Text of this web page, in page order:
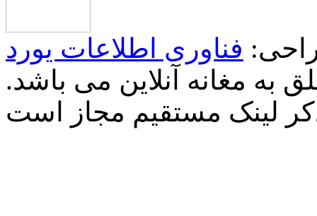
فناوری اطلاعات یورد
به مغانه آنلاین می باشد.